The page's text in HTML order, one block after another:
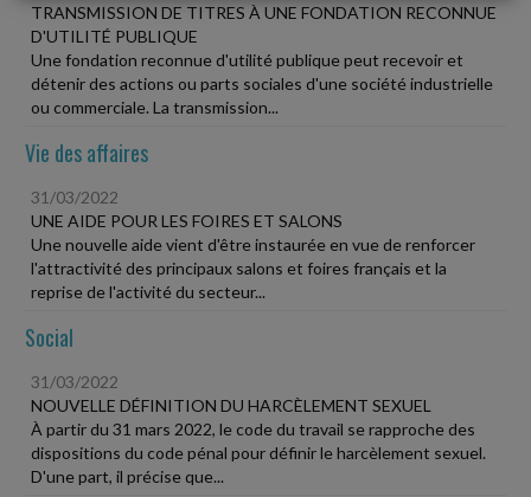
TRANSMISSION DE TITRES À UNE FONDATION RECONNUE
D'UTILITÉ PUBLIQUE
Une fondation reconnue d'utilité publique peut recevoir et
détenir des actions ou parts sociales d'une société industrielle
ou commerciale. La transmission...
Vie des affaires
31/03/2022
UNE AIDE POUR LES FOIRES ET SALONS
Une nouvelle aide vient d'être instaurée en vue de renforcer
l'attractivité des principaux salons et foires français et la
reprise de l'activité du secteur...
Social
31/03/2022
NOUVELLE DÉFINITION DU HARCÈLEMENT SEXUEL
À partir du 31 mars 2022, le code du travail se rapproche des
dispositions du code pénal pour définir le harcèlement sexuel.
D'une part, il précise que...